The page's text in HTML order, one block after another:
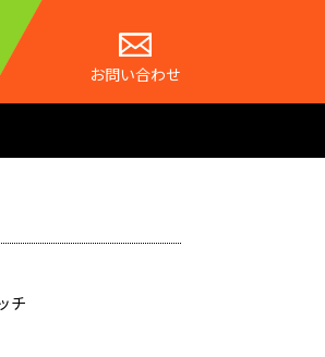
お問い合わせ
チ